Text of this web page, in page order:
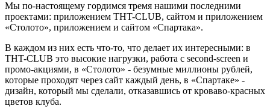
Мы по-настоящему гордимся тремя нашими последними
проектами: приложением THT-CLUB, сайтом и приложением
«Столото», приложением и сайтом «Спартака».
В каждом из них есть что-то, что делает их интересными: в
THT-CLUB это высокие нагрузки, работа с second-screen и
промо-акциями, в «Столото» - безумные миллионы рублей,
которые проходят через сайт каждый день, в «Спартаке» -
дизайн, который мы сделали, отказавшись от кроваво-красных
цветов клуба.